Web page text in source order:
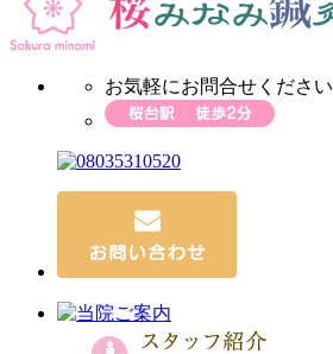
お気軽にお問合せください